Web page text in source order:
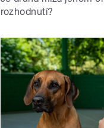
rozhodnutí?